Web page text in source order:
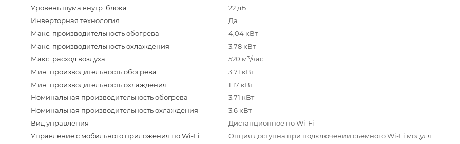
Уровень шума внутр. блока
22 дБ
Инверторная технология
Да
Макс. производительность обогрева
4,04 кВт
Макс. производительность охлаждения
3.78 кВт
Макс. расход воздуха
520 м³/час
Мин. производительность обогрева
3.71 кВт
Мин. производительность охлаждения
1.17 кВт
Номинальная производительность обогрева
3.71 кВт
Номинальная производительность охлаждения
3.6 кВт
Вид управления
Дистанционное по Wi-Fi
Управление c мобильного приложения по Wi-Fi
Опция доступна при подключении съемного Wi-Fi модуля